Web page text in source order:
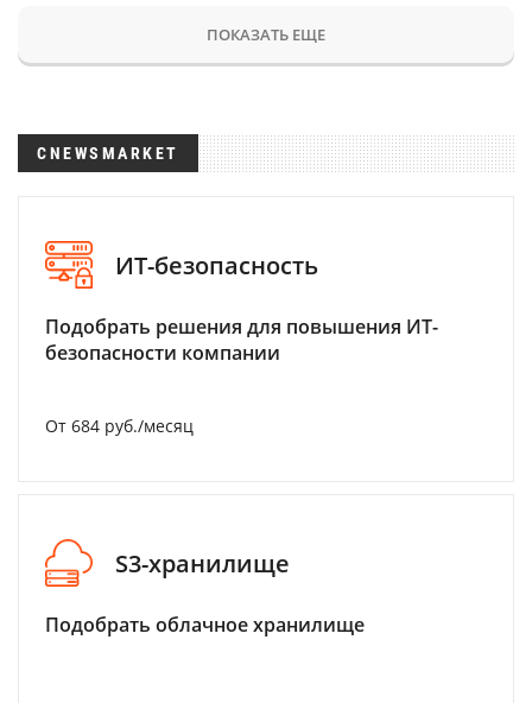
ПОКАЗАТЬ ЕЩЕ
CNEWSMARKET
ИТ-безопасность
Подобрать решения для повышения ИТ-
безопасности компании
От 684 руб./месяц
S3-хранилище
Подобрать облачное хранилище